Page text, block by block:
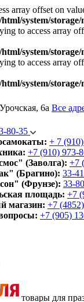
array offset on
system/
to access array
system/
to access array
system/
6а Все
80-35
+ 7
+7 (910) 973-
(Заволга): +7
(Брагино): 33-
(Фрунзе): 33-
площадь: +7
магазин: +7
+7 (905)
товары для